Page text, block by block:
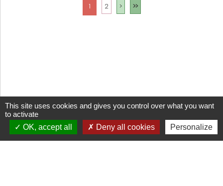
1 2 > >>
This site uses cookies and gives you control over what you want
to activate
OK, accept all
Deny all cookies Personalize